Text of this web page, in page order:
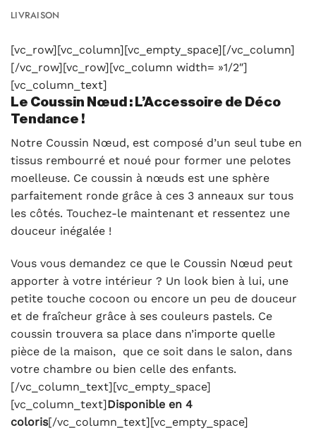
LIVRAISON
[vc_row][vc_column][vc_empty_space][/vc_column]
[/vc_row][vc_row][vc_column width= »1/2″]
[vc_column_text]
Le Coussin Nœud : L’Accessoire de Déco
Tendance !
Notre Coussin Nœud, est composé d’un seul tube en
tissus rembourré et noué pour former une pelotes
moelleuse. Ce coussin à nœuds est une sphère
parfaitement ronde grâce à ces 3 anneaux sur tous
les côtés. Touchez-le maintenant et ressentez une
douceur inégalée !
Vous vous demandez ce que le Coussin Nœud peut
apporter à votre intérieur ? Un look bien à lui, une
petite touche cocoon ou encore un peu de douceur
et de fraîcheur grâce à ses couleurs pastels. Ce
coussin trouvera sa place dans n’importe quelle
pièce de la maison, que ce soit dans le salon, dans
votre chambre ou bien celle des enfants.
[/vc_column_text][vc_empty_space]
[vc_column_text]Disponible en 4
coloris[/vc_column_text][vc_empty_space]